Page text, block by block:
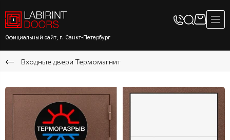
Официальный сайт, г. Санкт-Петербург
Входные двери Термомагнит